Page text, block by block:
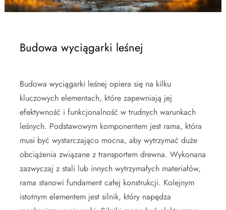
Budowa wyciągarki leśnej
Budowa wyciągarki leśnej opiera się na kilku
kluczowych elementach, które zapewniają jej
efektywność i funkcjonalność w trudnych warunkach
leśnych. Podstawowym komponentem jest rama, która
musi być wystarczająco mocna, aby wytrzymać duże
obciążenia związane z transportem drewna. Wykonana
zazwyczaj z stali lub innych wytrzymałych materiałów,
rama stanowi fundament całej konstrukcji. Kolejnym
istotnym elementem jest silnik, który napędza